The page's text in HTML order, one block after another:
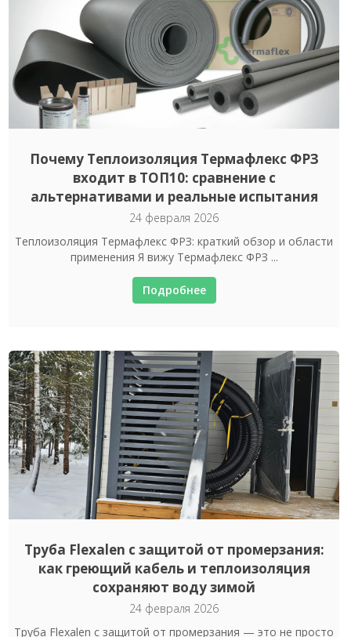
Почему Теплоизоляция Термафлекс ФРЗ
входит в ТОП10: сравнение с
альтернативами и реальные испытания
24 февраля 2026
Теплоизоляция Термафлекс ФРЗ: краткий обзор и области
применения Я вижу Термафлекс ФРЗ ...
Подробнее
Труба Flexalen с защитой от промерзания:
как греющий кабель и теплоизоляция
сохраняют воду зимой
24 февраля 2026
Труба Flexalen с защитой от промерзания — это не просто